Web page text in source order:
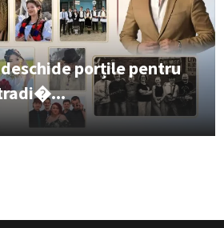
porțile pentru